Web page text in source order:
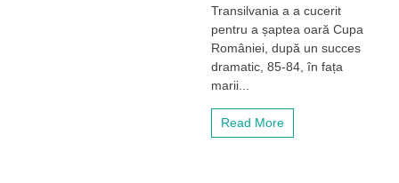
României!
Finală
de
infarct
Transilvania a a cucerit
pentru a șaptea oară Cupa
României, după un succes
dramatic, 85-84, în fața
marii...
Read More